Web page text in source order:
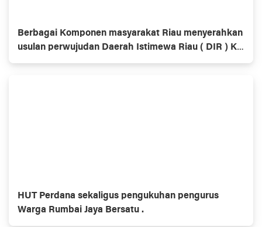
Berbagai Komponen masyarakat Riau menyerahkan
usulan perwujudan Daerah Istimewa Riau ( DIR ) Ke
Dewan Perwakilan Rakyat ( DPR ) dan Dewan
HUT Perdana sekaligus pengukuhan pengurus
Warga Rumbai Jaya Bersatu .